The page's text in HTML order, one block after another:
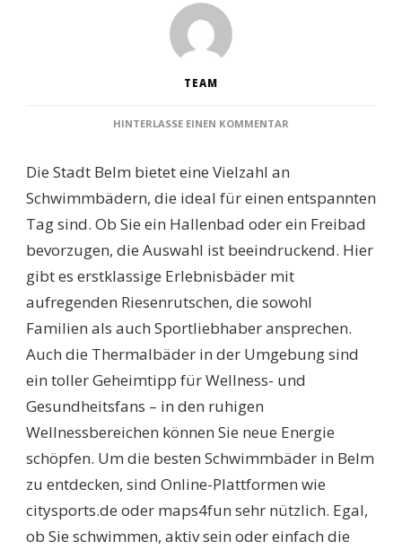
TEAM
HINTERLASSE EINEN KOMMENTAR
ENTDECKE
BESTEN
BADEOASEN
EINEN
ERFRISCHENDEN
Die Stadt Belm bietet eine Vielzahl an
Schwimmbädern, die ideal für einen entspannten
Tag sind. Ob Sie ein Hallenbad oder ein Freibad
bevorzugen, die Auswahl ist beeindruckend. Hier
gibt es erstklassige Erlebnisbäder mit
aufregenden Riesenrutschen, die sowohl
Familien als auch Sportliebhaber ansprechen.
Auch die Thermalbäder in der Umgebung sind
ein toller Geheimtipp für Wellness- und
Gesundheitsfans – in den ruhigen
Wellnessbereichen können Sie neue Energie
schöpfen. Um die besten Schwimmbäder in Belm
zu entdecken, sind Online-Plattformen wie
citysports.de oder maps4fun sehr nützlich. Egal,
ob Sie schwimmen, aktiv sein oder einfach die